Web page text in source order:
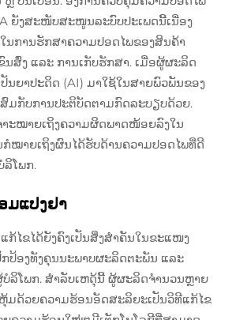
ຍັງສະໜັບສະໜູນລະບົບປະເພດນີ້ເນື່ອງ
ການຮັກສາຄວາມປອດໄພຂອງສິນຄ້າ
ສົ່ງ ແລະ ການເກັບຮັກສາ. ເມື່ອຜູ້ຜະລິດ
ນຍາປະດິດ (AI) ມາໃຊ້ໃນສາຍພົວພັນຂອງ
ມກັບການປະຕິບັດຕາມກົດລະບຽບດ້ວຍ.
ະໝາຍເຖິງຄວາມຜິດພາດໜ້ອຍລົງໃນ
ໝາຍເຖິງຜົນໄດ້ຮັບດ້ານຄວາມປອດໄພທີ່ດີ
ໂພກ.
ມແປງຢາ
ໄຂໄດ້ຍັງຄົງເປັນສິ່ງສຳຄັນໃນຂະແໜງ
ປ້ອງທັງຄຸນນະພາບຜະລິດຕະພັນ ແລະ
ບໍລິໂພກ. ສຳລັບເຫດຸ້ນີ້ ຜູ້ຜະລິດຈຳນວນຫຼາຍ
ມດ້ວຍຄວາມຮ້ອນອັດສະລິຍະເປັນວິທີແກ້ໄຂ